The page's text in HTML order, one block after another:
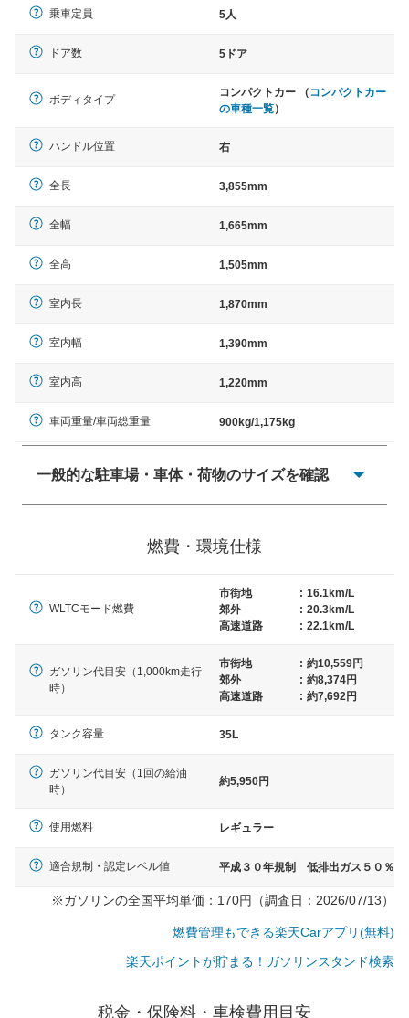
乗車定員 5人
ドア数 5ドア
ボディタイプ
コンパクトカー （コンパクトカー
の車種一覧）
ハンドル位置 右
全長 3,855mm
全幅 1,665mm
全高 1,505mm
室内長 1,870mm
室内幅 1,390mm
室内高 1,220mm
車両重量/車両総重量 900kg/1,175kg
一般的な駐車場・車体・荷物のサイズを確認
× 長さ 5,000mm 車路幅 5,000mmというサイズが標準値
燃費・環境仕様
WLTCモード燃費
市街地 : 16.1km/L
郊外
: 20.3km/L
高速道路
: 22.1km/L
ガソリン代目安（1,000km走行
時）
市街地 : 約10,559円
郊外
: 約8,374円
高速道路
: 約7,692円
タンク容量 35L
ガソリン代目安（1回の給油
時）
約5,950円
使用燃料 レギュラー
適合規制・認定レベル値 平成３０年規制 低排出ガス５０％
※ガソリンの全国平均単価：170円（調査日：2026/07/13）
燃費管理もできる楽天Carアプリ(無料)
楽天ポイントが貯まる！ガソリンスタンド検索
税金・保険料・車検費用目安